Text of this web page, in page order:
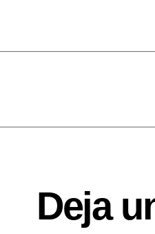
Deja